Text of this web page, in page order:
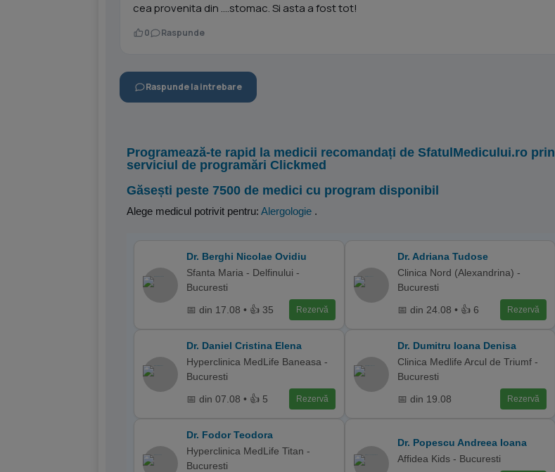
cea provenita din ....stomac. Si asta a fost tot!
0 Raspunde
Raspunde la intrebare
Programează-te rapid la medicii recomandați de SfatulMedicului.ro prin
serviciul de programări Clickmed
Găsești peste 7500 de medici cu program disponibil
Alege medicul potrivit pentru: Alergologie .
Dr. Berghi Nicolae Ovidiu
Sfanta Maria - Delfinului -
Bucuresti
📅 din 17.08 • 👍 35
Rezervă
Dr. Adriana Tudose
Clinica Nord (Alexandrina) -
Bucuresti
📅 din 24.08 • 👍 6
Rezervă
Dr. Daniel Cristina Elena
Hyperclinica MedLife Baneasa -
Bucuresti
📅 din 07.08 • 👍 5
Rezervă
Dr. Dumitru Ioana Denisa
Clinica Medlife Arcul de Triumf -
Bucuresti
📅 din 19.08
Rezervă
Dr. Fodor Teodora
Hyperclinica MedLife Titan -
Bucuresti
Dr. Popescu Andreea Ioana
Affidea Kids - Bucuresti